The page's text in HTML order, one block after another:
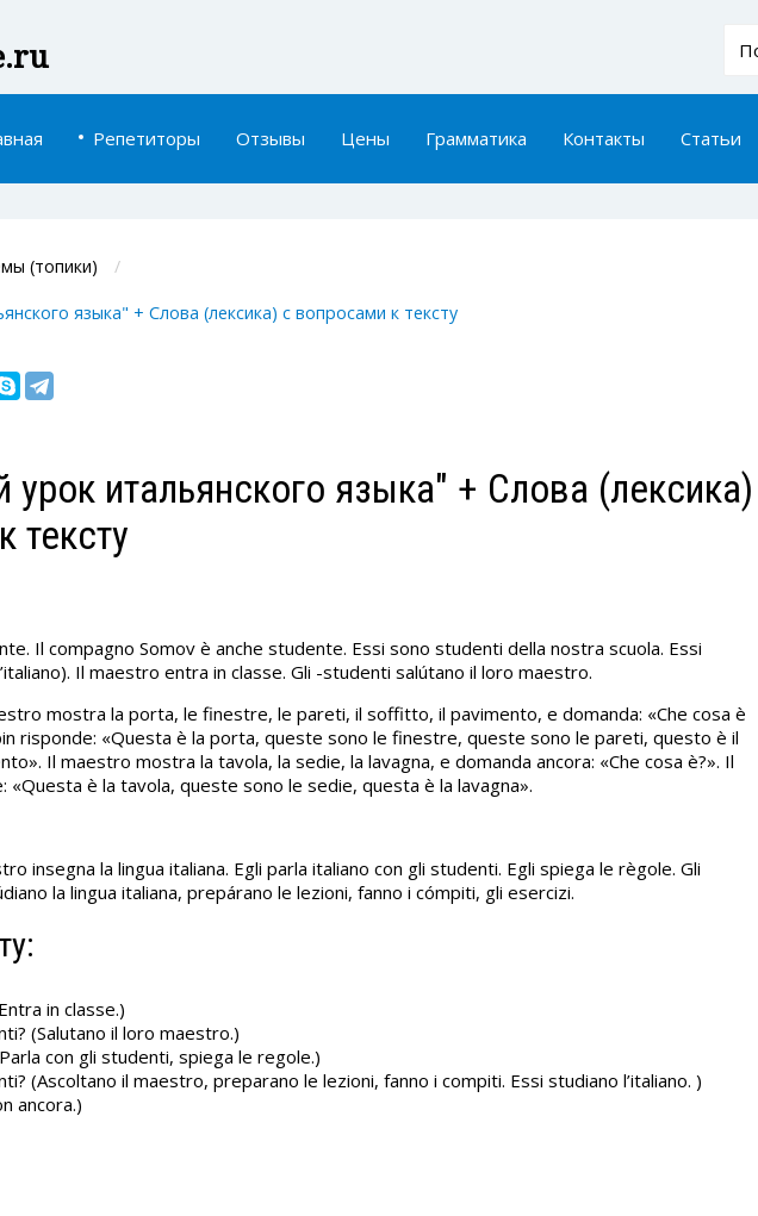
Репетиторы Отзывы Цены Грамматика Контакты Статьи
(топики)
языка" + Слова (лексика) с вопросами к тексту
итальянского языка" + Слова (лексика)
тексту
Il compagno Somov è anche studente. Essi sono studenti della nostra scuola. Essi
Il maestro entra in classe. Gli -studenti salútano il loro maestro.
mostra la porta, le finestre, le pareti, il soffitto, il pavimento, e domanda: «Che cosa è
risponde: «Questa è la porta, queste sono le finestre, queste sono le pareti, questo è il
Il maestro mostra la tavola, la sedie, la lavagna, e domanda ancora: «Che cosa è?». Il
«Questa è la tavola, queste sono le sedie, questa è la lavagna».
insegna la lingua italiana. Egli parla italiano con gli studenti. Egli spiega le règole. Gli
la lingua italiana, prepárano le lezioni, fanno i cómpiti, gli esercizi.
in classe.)
(Salutano il loro maestro.)
con gli studenti, spiega le regole.)
(Ascoltano il maestro, preparano le lezioni, fanno i compiti. Essi studiano l’italiano. )
ancora.)